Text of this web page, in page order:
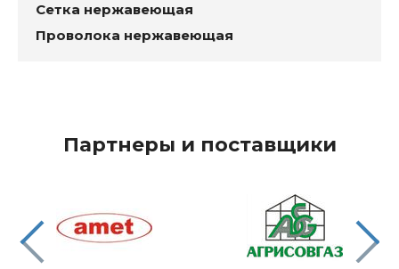
Сетка нержавеющая
Проволока нержавеющая
Партнеры и поставщики